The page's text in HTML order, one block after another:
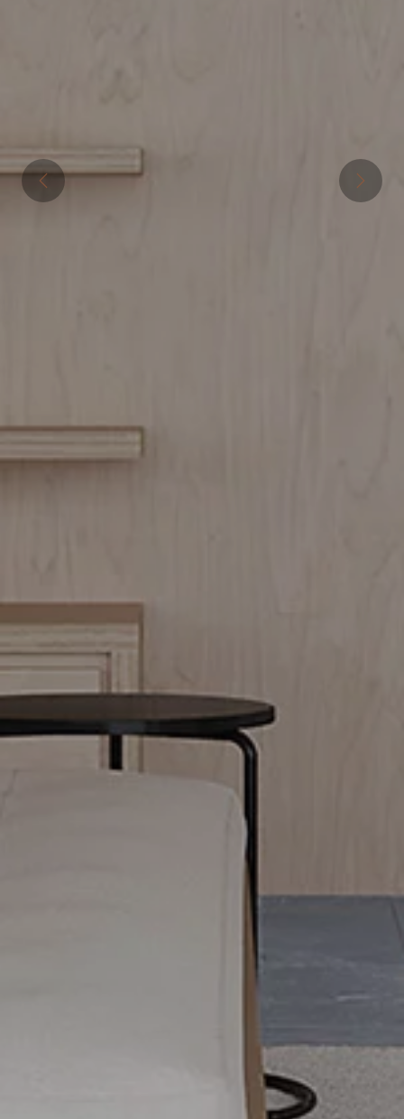
Previous Next